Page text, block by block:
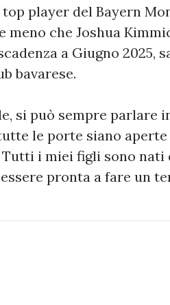
player del Bayern
che Joshua
a Giugno 2025,
bavarese.
si può sempre parlare
le porte siano
i miei figli sono nati
pronta a fare un